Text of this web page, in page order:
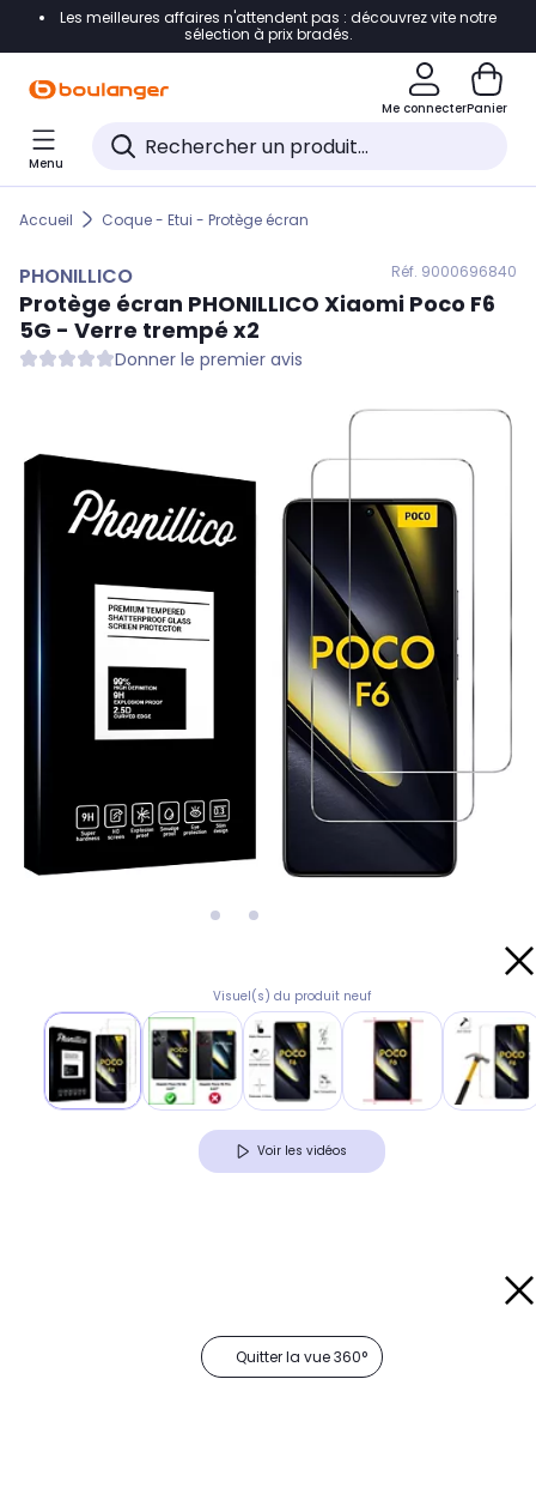
Accéder directement à la navigation
Accéder directement au pied de page
Accéder directement au chatbot
Les meilleures affaires n'attendent pas : découvrez vite notre
sélection à prix bradés.
Me connecterPanier
Menu
Accueil Coque - Etui - Protège écran
PHONILLICO Réf. 9000696840
Protège écran PHONILLICO Xiaomi Poco F6
5G - Verre trempé x2
Donner le premier avis
Visuel(s) du produit neuf
Voir les vidéos
Quitter la vue 360°